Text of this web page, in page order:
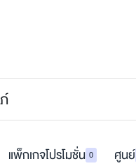
แพ็กเกจโปรโมชั่น 0 ศูนย์